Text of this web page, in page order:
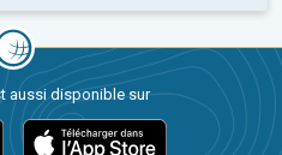
aussi disponible sur